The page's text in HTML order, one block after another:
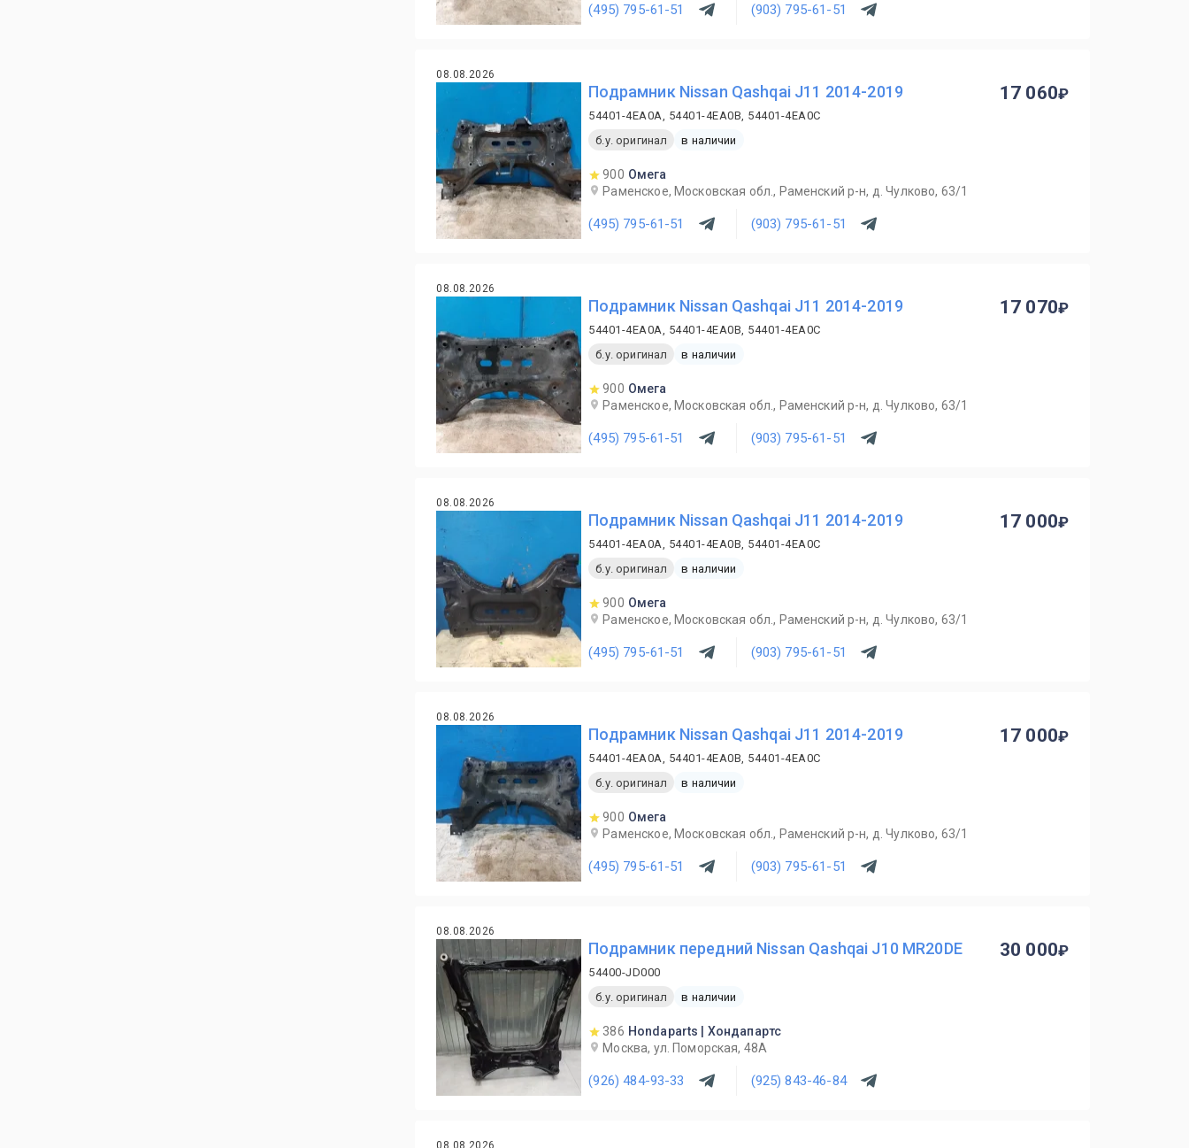
(495) 795-61-51 (903) 795-61-51
08.08.2026
Подрамник Nissan Qashqai J11 2014-2019
54401-4EA0A, 54401-4EA0B, 54401-4EA0C
б.у. оригинал
в наличии
900 Омега
Раменское, Московская обл., Раменский р-н, д. Чулково, 63/1
(495) 795-61-51 (903) 795-61-51
17 060
08.08.2026
Подрамник Nissan Qashqai J11 2014-2019
54401-4EA0A, 54401-4EA0B, 54401-4EA0C
б.у. оригинал
в наличии
900 Омега
Раменское, Московская обл., Раменский р-н, д. Чулково, 63/1
(495) 795-61-51 (903) 795-61-51
17 070
08.08.2026
Подрамник Nissan Qashqai J11 2014-2019
54401-4EA0A, 54401-4EA0B, 54401-4EA0C
б.у. оригинал
в наличии
900 Омега
Раменское, Московская обл., Раменский р-н, д. Чулково, 63/1
(495) 795-61-51 (903) 795-61-51
17 000
08.08.2026
Подрамник Nissan Qashqai J11 2014-2019
54401-4EA0A, 54401-4EA0B, 54401-4EA0C
б.у. оригинал
в наличии
900 Омега
Раменское, Московская обл., Раменский р-н, д. Чулково, 63/1
(495) 795-61-51 (903) 795-61-51
17 000
08.08.2026
Подрамник передний Nissan Qashqai J10 MR20DE
54400-JD000
б.у. оригинал
в наличии
386 Hondaparts | Хондапартс
Москва, ул. Поморская, 48А
(926) 484-93-33 (925) 843-46-84
30 000
08.08.2026